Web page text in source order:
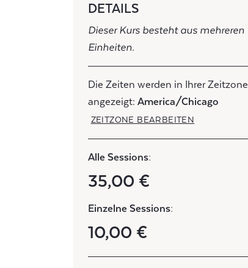
DETAILS
Dieser Kurs besteht aus mehreren
Einheiten.
Die Zeiten werden in Ihrer Zeitzone
angezeigt: America/Chicago
ZEITZONE BEARBEITEN
Alle Sessions:
35,00 €
Einzelne Sessions:
10,00 €